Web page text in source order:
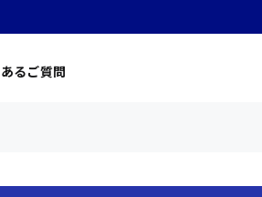
るご質問